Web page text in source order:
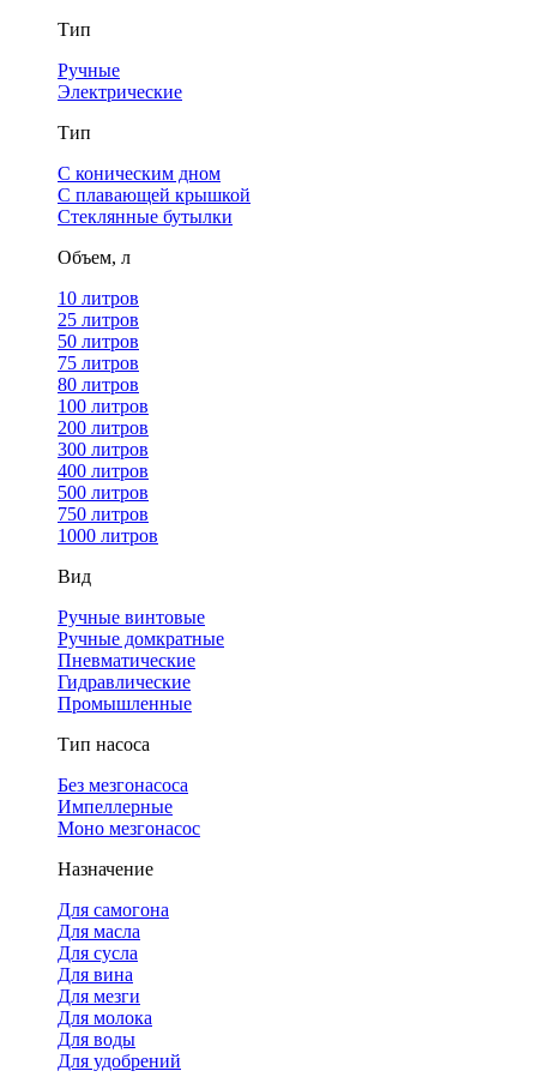
Тип
Ручные
Электрические
Тип
С коническим дном
С плавающей крышкой
Стеклянные бутылки
Объем, л
10 литров
25 литров
50 литров
75 литров
80 литров
100 литров
200 литров
300 литров
400 литров
500 литров
750 литров
1000 литров
Вид
Ручные винтовые
Ручные домкратные
Пневматические
Гидравлические
Промышленные
Тип насоса
Без мезгонасоса
Импеллерные
Моно мезгонасос
Назначение
Для самогона
Для масла
Для сусла
Для вина
Для мезги
Для молока
Для воды
Для удобрений